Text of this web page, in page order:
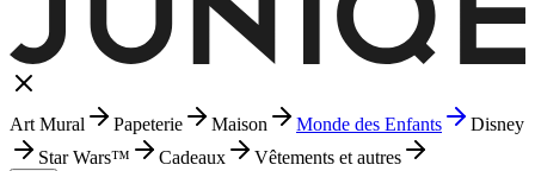
Art Mural Papeterie Maison Monde des Enfants
Disney
Star Wars™
Cadeaux Vêtements et autres